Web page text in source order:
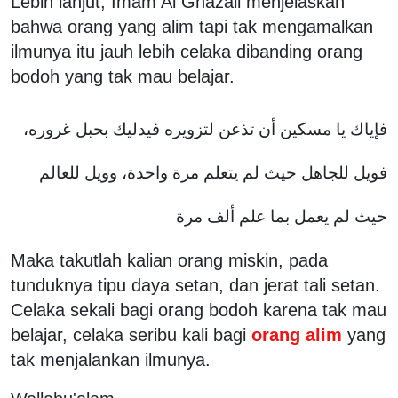
bahwa orang yang alim tapi tak mengamalkan
ilmunya itu jauh lebih celaka dibanding orang
bodoh yang tak mau belajar.
فإياك يا مسكين أن تذعن لتزويره فيدليك بحبل غروره،
فويل للجاهل حيث لم يتعلم مرة واحدة، وويل للعالم
حيث لم يعمل بما علم ألف مرة
Maka takutlah kalian orang miskin, pada
tunduknya tipu daya setan, dan jerat tali setan.
Celaka sekali bagi orang bodoh karena tak mau
belajar, celaka seribu kali bagi orang alim yang
tak menjalankan ilmunya.